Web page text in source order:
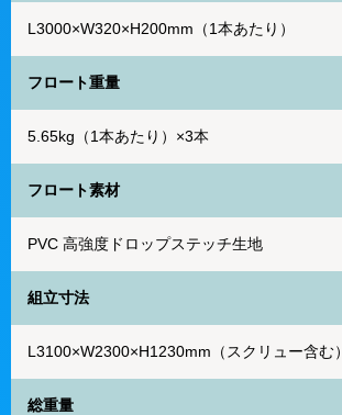
L3000×W320×H200mm（1本あたり）
フロート重量
5.65kg（1本あたり）×3本
フロート素材
PVC 高強度ドロップステッチ生地
組立寸法
L3100×W2300×H1230mm（スクリュー含む）
総重量